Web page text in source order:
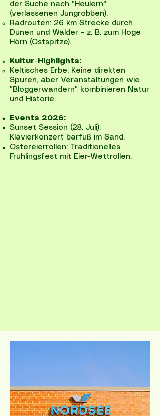
der Suche nach "Heulern"
(verlassenen Jungrobben).
Radrouten: 26 km Strecke durch
Dünen und Wälder – z. B. zum Hoge
Hörn (Ostspitze).
Kultur-Highlights:
Keltisches Erbe: Keine direkten
Spuren, aber Veranstaltungen wie
"Bloggerwandern" kombinieren Natur
und Historie.
Events 2026:
Sunset Session (28. Juli):
Klavierkonzert barfuß im Sand.
Ostereierrollen: Traditionelles
Frühlingsfest mit Eier-Wettrollen.